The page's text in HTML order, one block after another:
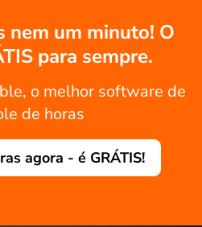
nem um minuto! O
para sempre.
o melhor software de
de horas
agora - é GRÁTIS!